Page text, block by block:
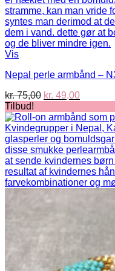
Vis
Nepal perle armbånd –
kr.75,00 Den
pris
var:
kr. 75,00.
kr. 49,00Den
pris
er:
kr.
Tilbud!